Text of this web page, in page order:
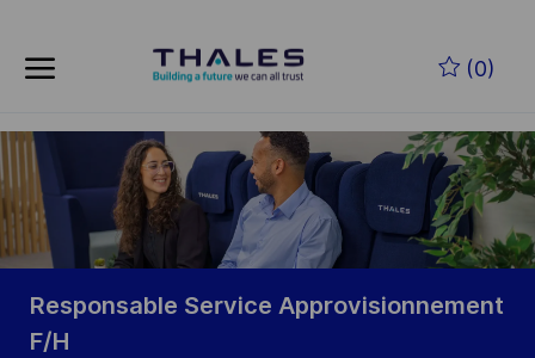
(0)
-
Responsable Service Approvisionnement
F/H